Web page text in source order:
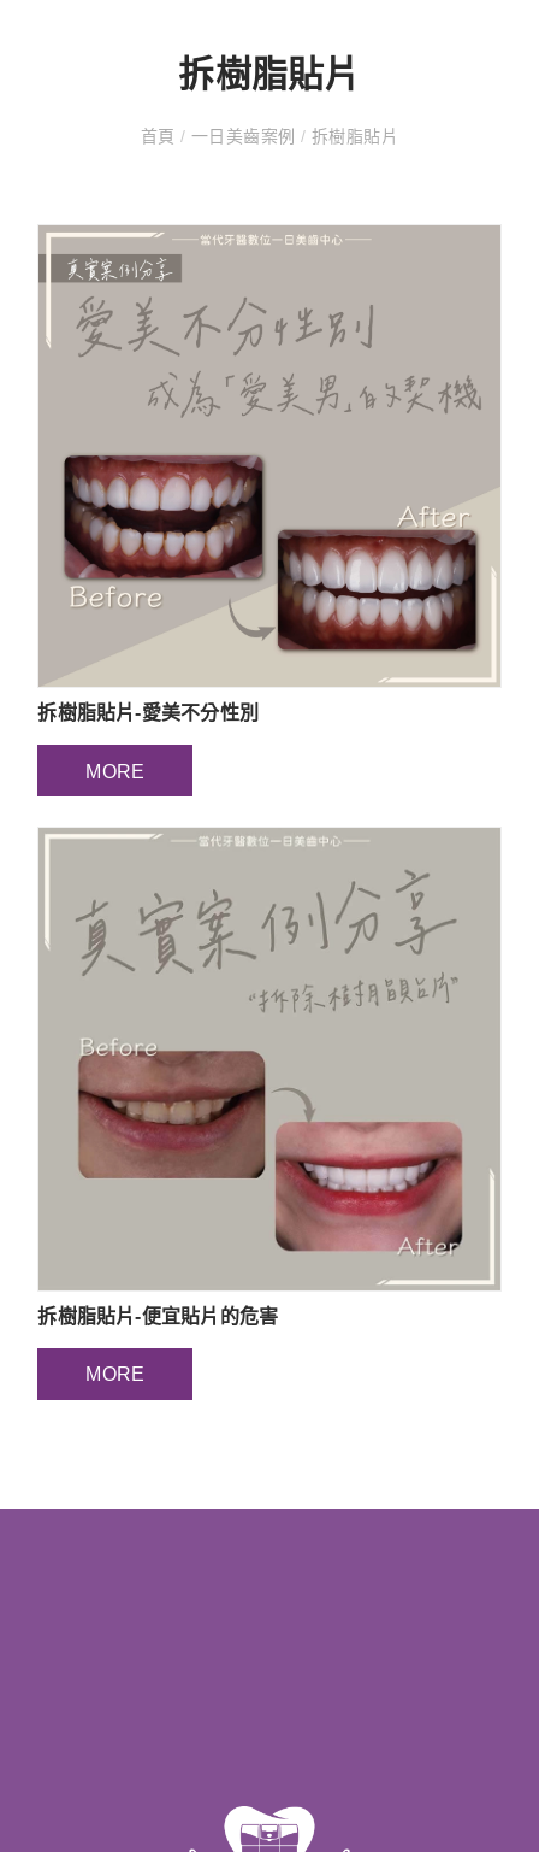
拆樹脂貼片
首頁/ 一日美齒案例/ 拆樹脂貼片
拆樹脂貼片-愛美不分性別
MORE
拆樹脂貼片-便宜貼片的危害
MORE